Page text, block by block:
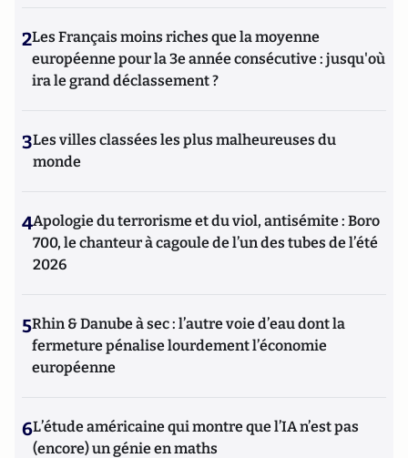
2Les Français moins riches que la moyenne
européenne pour la 3e année consécutive : jusqu'où
ira le grand déclassement ?
3Les villes classées les plus malheureuses du
monde
4Apologie du terrorisme et du viol, antisémite : Boro
700, le chanteur à cagoule de l’un des tubes de l’été
2026
5Rhin & Danube à sec : l’autre voie d’eau dont la
fermeture pénalise lourdement l’économie
européenne
6L’étude américaine qui montre que l’IA n’est pas
(encore) un génie en maths